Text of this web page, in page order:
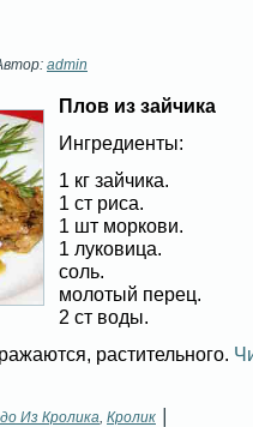
admin
Плов из зайчика
Ингредиенты:
1 кг зайчика.
1 ст риса.
1 шт моркови.
1 луковица.
соль.
молотый перец.
2 ст воды.
растительного.
Из Кролика, Кролик |